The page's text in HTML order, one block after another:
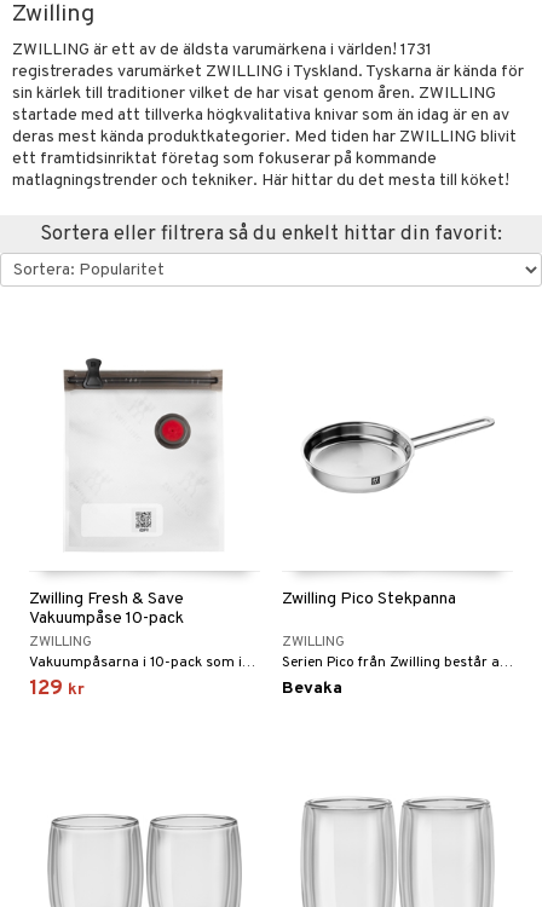
Zwilling
ZWILLING är ett av de äldsta varumärkena i världen! 1731
registrerades varumärket ZWILLING i Tyskland. Tyskarna är kända för
sin kärlek till traditioner vilket de har visat genom åren. ZWILLING
startade med att tillverka högkvalitativa knivar som än idag är en av
deras mest kända produktkategorier. Med tiden har ZWILLING blivit
ett framtidsinriktat företag som fokuserar på kommande
matlagningstrender och tekniker. Här hittar du det mesta till köket!
Sortera eller filtrera så du enkelt hittar din favorit:
Zwilling Fresh & Save
Vakuumpåse 10-pack
ZWILLING
Vakuumpåsarna i 10-pack som ingår i vakuumförvaringssystemet FRESH & SAVE från Zwilling är extremt praktiska när du får mat över.
129 kr
Zwilling Pico Stekpanna
ZWILLING
Serien Pico från Zwilling består av en unik serie kastruller, grytor och stekpannor för det lite mindre hushållet.
Bevaka
& Korgar
& Skulpturer
Art
& Doftspridare
& Hyllor
& Krokar
& Korgar
kök
& Cocktailglas
& Cognacglas
Kastruller
Karaffer
och Brynen
& Grönsaksknivar
tallrikar
Bakformar
& Skålar
& Täcken
& Örngott
insektsskydd
svar